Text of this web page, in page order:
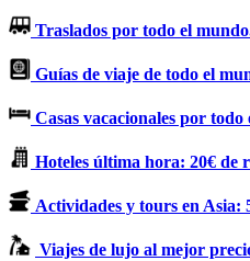
Traslados por todo el
Guías de viaje de todo el
Casas vacacionales por todo
Hoteles última hora: 20€ de
Actividades y tours en Asia:
Viajes de lujo al mejor